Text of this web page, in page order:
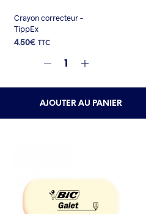
Crayon correcteur –
TippEx
4.50€ TTC
AJOUTER AU PANIER